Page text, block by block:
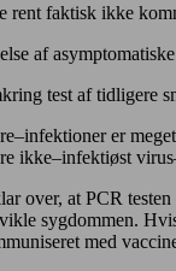
faktisk ikke
af
test af tidligere
–infektioner er
ikke–infektiøst virus
over, at PCR
sygdommen.
med